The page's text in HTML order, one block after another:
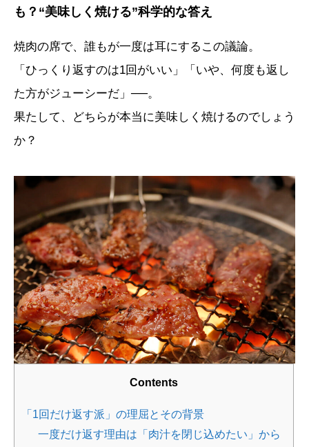
も？“美味しく焼ける”科学的な答え
焼肉の席で、誰もが一度は耳にするこの議論。
「ひっくり返すのは1回がいい」「いや、何度も返し
た方がジューシーだ」──。
果たして、どちらが本当に美味しく焼けるのでしょう
か？
Contents
「1回だけ返す派」の理屈とその背景
一度だけ返す理由は「肉汁を閉じ込めたい」から